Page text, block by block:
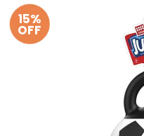
15%
OFF